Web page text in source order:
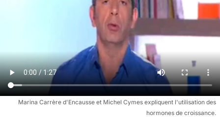
Marina Carrère d'Encausse et Michel Cymes expliquent l'utilisation des
hormones de croissance.